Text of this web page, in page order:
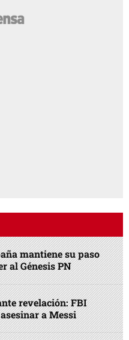
mantiene su paso
al Génesis PN
revelación: FBI
a Messi